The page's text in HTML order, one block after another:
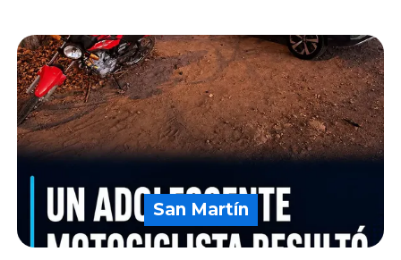
San Martín